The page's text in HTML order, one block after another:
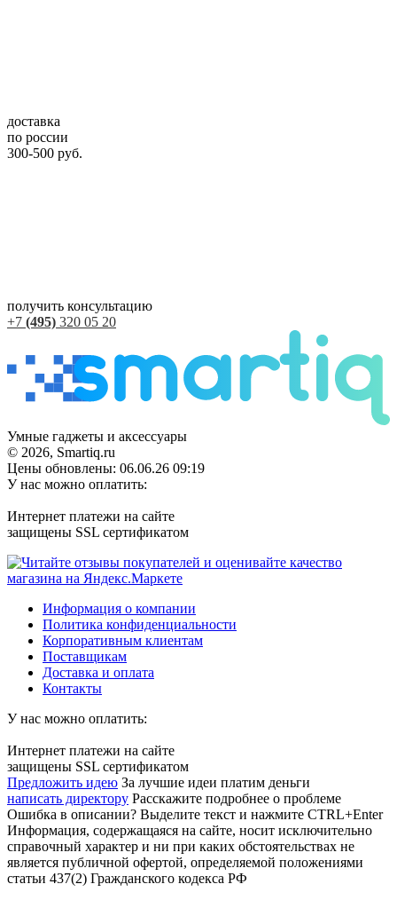
доставка
по россии
300-500 руб.
получить консультацию
+7 (495) 320 05 20
Умные гаджеты и аксессуары
© 2026, Smartiq.ru
Цены обновлены: 06.06.26 09:19
У нас можно оплатить:
Интернет платежи на сайте
защищены SSL сертификатом
Информация о компании
Политика конфиденциальности
Корпоративным клиентам
Поставщикам
Доставка и оплата
Контакты
У нас можно оплатить:
Интернет платежи на сайте
защищены SSL сертификатом
Предложить идею За лучшие идеи платим деньги
написать директору Расскажите подробнее о проблеме
Ошибка в описании? Выделите текст и нажмите CTRL+Enter
Информация, содержащаяся на сайте, носит исключительно
справочный характер и ни при каких обстоятельствах не
является публичной офертой, определяемой положениями
статьи 437(2) Гражданского кодекса РФ